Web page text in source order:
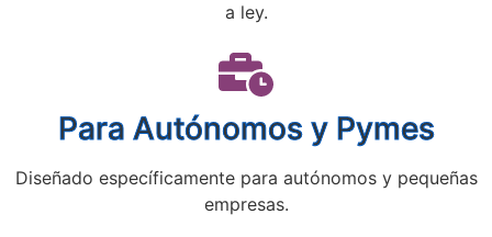
a ley.
Para Autónomos y Pymes
Diseñado específicamente para autónomos y pequeñas
empresas.